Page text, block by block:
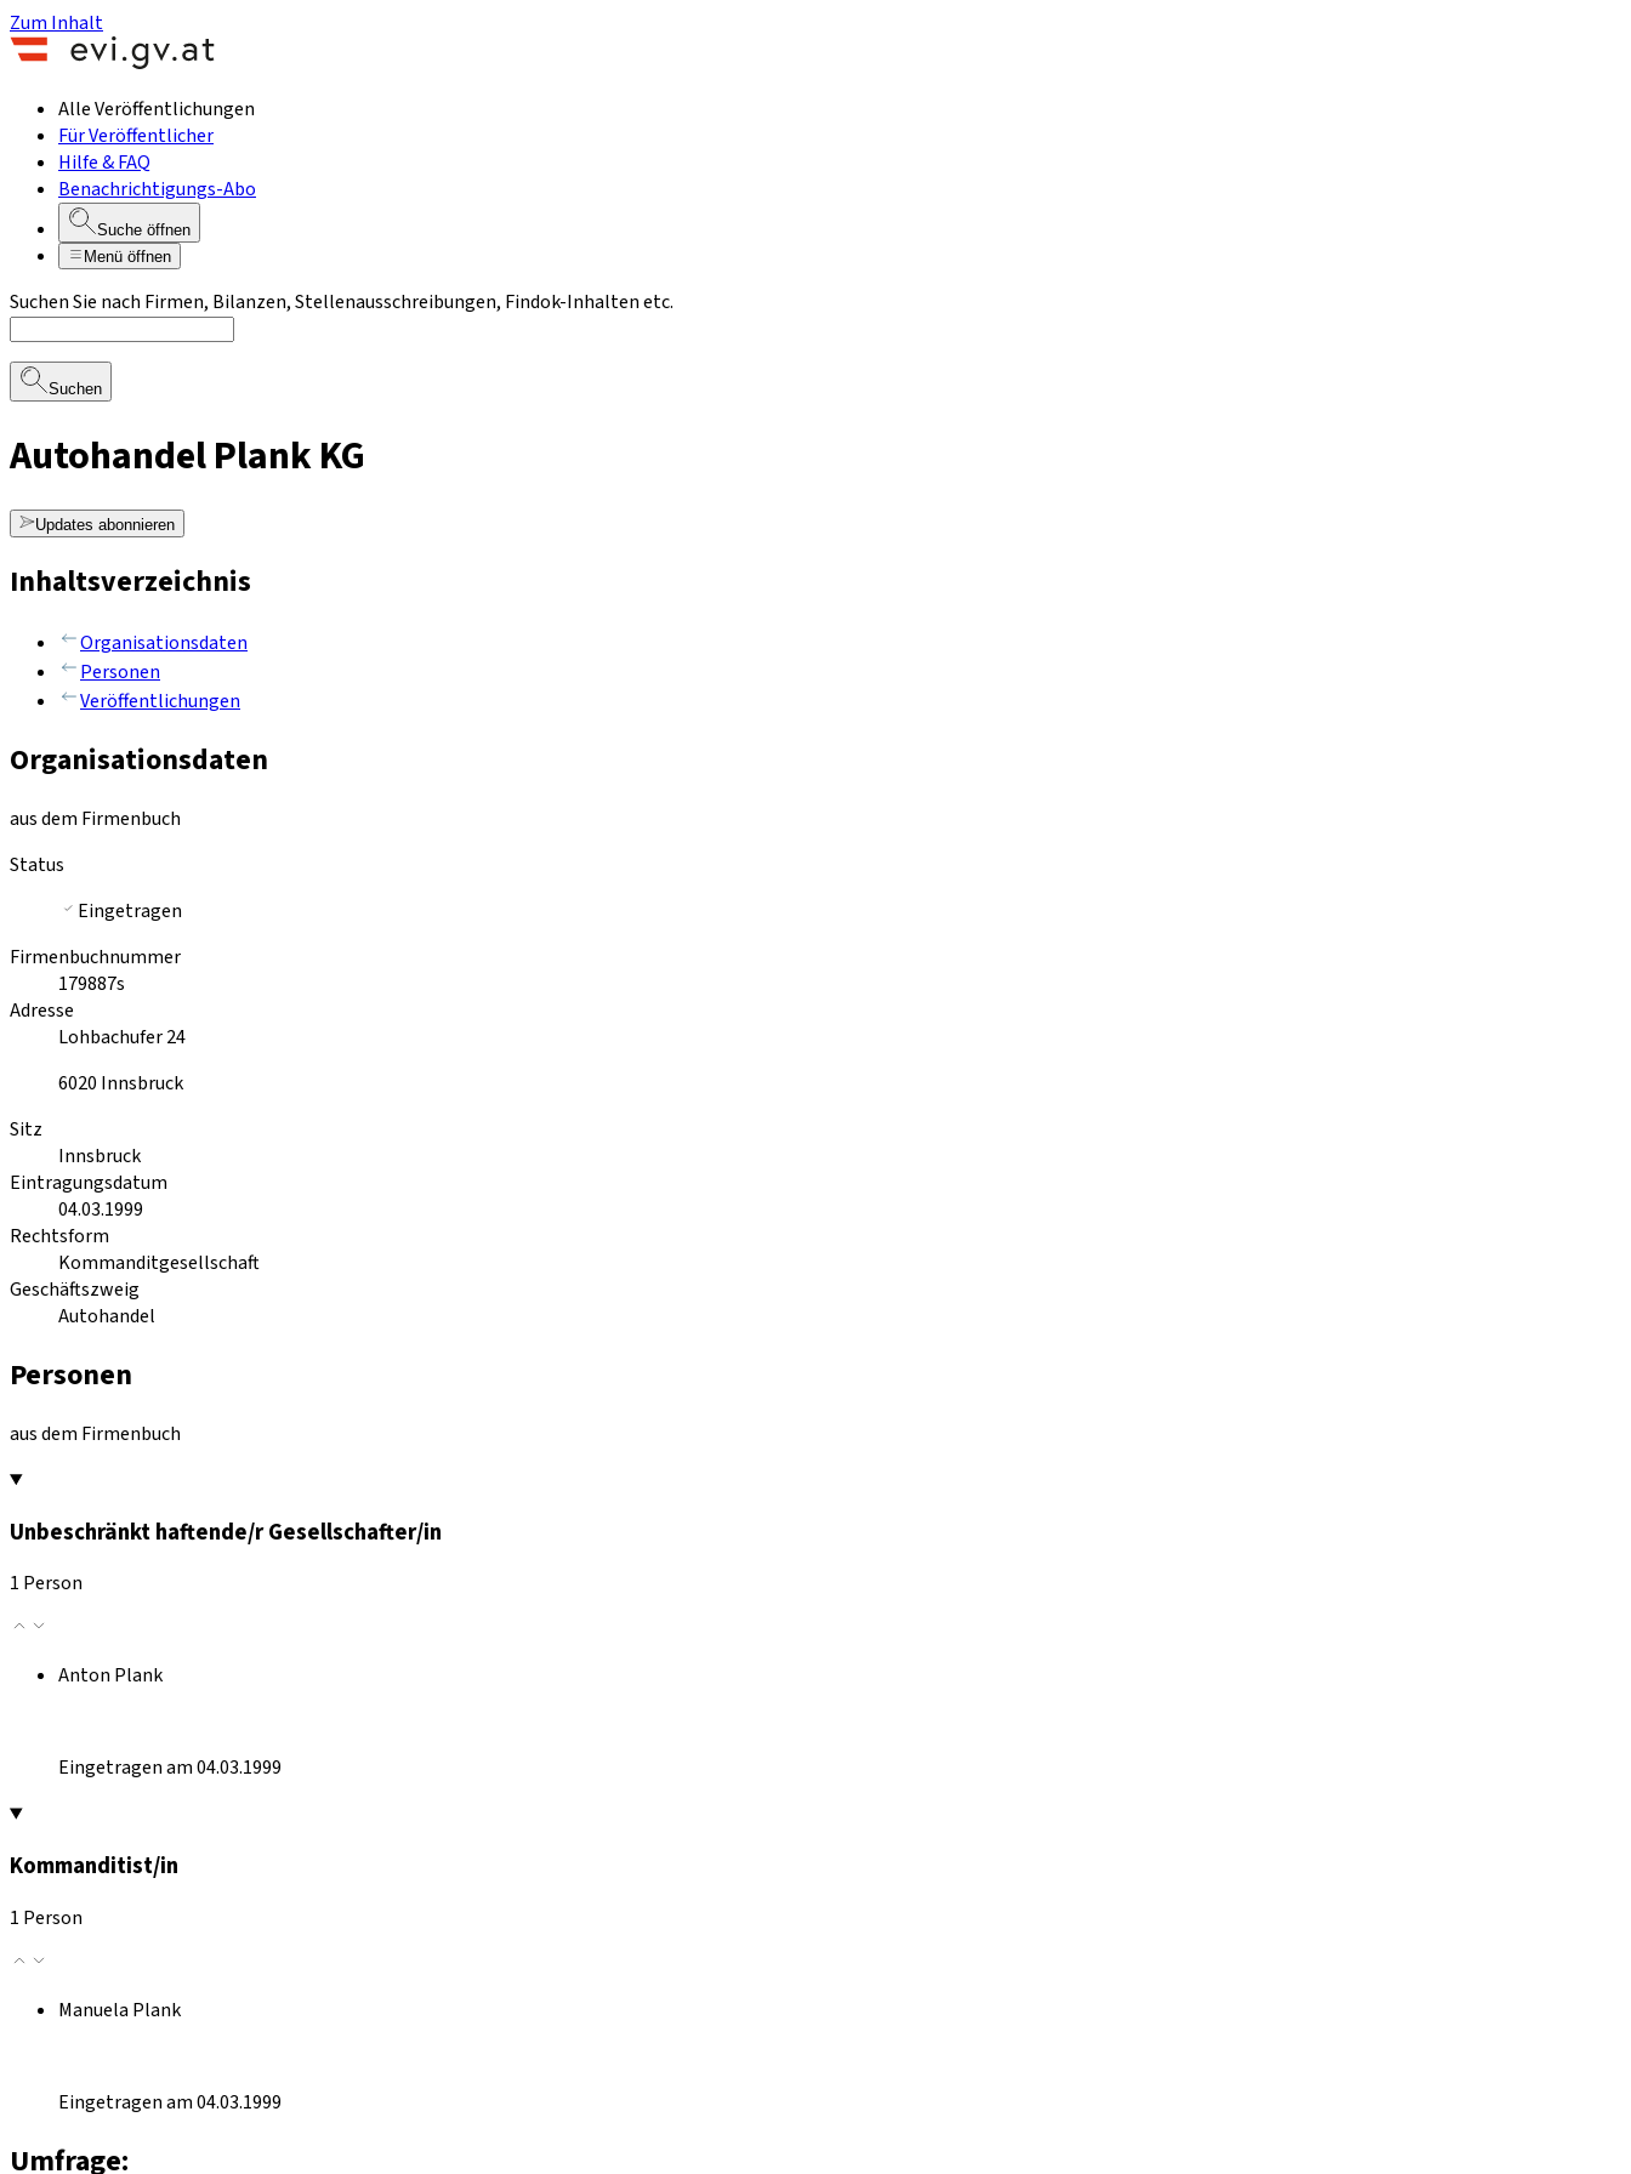
Zum Inhalt
Alle Veröffentlichungen
Für Veröffentlicher
Hilfe & FAQ
Benachrichtigungs-Abo
Suche öffnen
Menü öffnen
Suchen Sie nach Firmen, Bilanzen, Stellenausschreibungen, Findok-Inhalten etc.
Suchen
Autohandel Plank KG
Updates abonnieren
Inhaltsverzeichnis
Organisationsdaten
Personen
Veröffentlichungen
Organisationsdaten
aus dem Firmenbuch
Status
Eingetragen
Firmenbuchnummer
179887s
Adresse
Lohbachufer 24
6020 Innsbruck
Sitz
Innsbruck
Eintragungsdatum
04.03.1999
Rechtsform
Kommanditgesellschaft
Geschäftszweig
Autohandel
Personen
aus dem Firmenbuch
Unbeschränkt haftende/r Gesellschafter/in
1 Person
Anton Plank
Eingetragen am 04.03.1999
Kommanditist/in
1 Person
Manuela Plank
Eingetragen am 04.03.1999
Umfrage: